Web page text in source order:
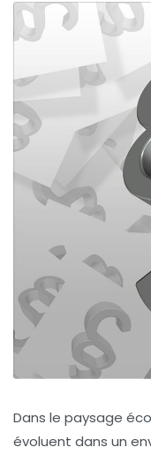
Dans le paysage
évoluent dans un